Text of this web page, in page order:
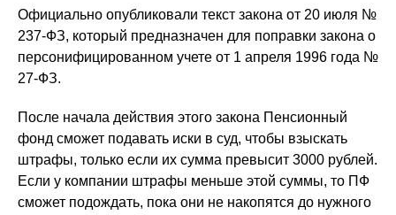
Официально опубликовали текст закона от 20 июля №
237-ФЗ, который предназначен для поправки закона о
персонифицированном учете от 1 апреля 1996 года №
27-ФЗ.
После начала действия этого закона Пенсионный
фонд сможет подавать иски в суд, чтобы взыскать
штрафы, только если их сумма превысит 3000 рублей.
Если у компании штрафы меньше этой суммы, то ПФ
сможет подождать, пока они не накопятся до нужного